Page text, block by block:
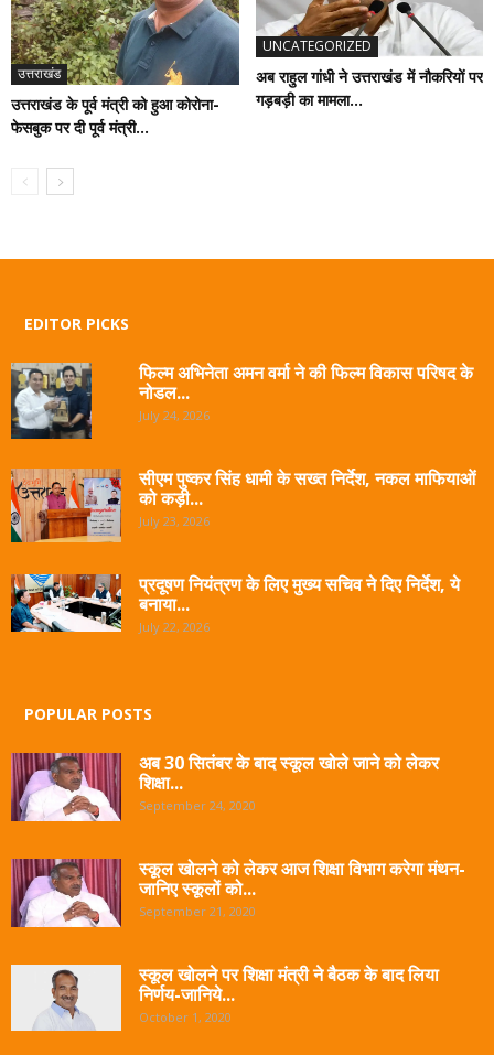
उत्तराखंड
उत्तराखंड के पूर्व मंत्री को हुआ कोरोना-
फेसबुक पर दी पूर्व मंत्री...
UNCATEGORIZED
अब राहुल गांधी ने उत्तराखंड में नौकरियों पर
गड़बड़ी का मामला...
EDITOR PICKS
फिल्म अभिनेता अमन वर्मा ने की फिल्म विकास परिषद के
नोडल...
July 24, 2026
सीएम पुष्कर सिंह धामी के सख्त निर्देश, नकल माफियाओं
को कड़ी...
July 23, 2026
प्रदूषण नियंत्रण के लिए मुख्य सचिव ने दिए निर्देश, ये
बनाया...
July 22, 2026
POPULAR POSTS
अब 30 सितंबर के बाद स्कूल खोले जाने को लेकर
शिक्षा...
September 24, 2020
स्कूल खोलने को लेकर आज शिक्षा विभाग करेगा मंथन-
जानिए स्कूलों को...
September 21, 2020
स्कूल खोलने पर शिक्षा मंत्री ने बैठक के बाद लिया
निर्णय-जानिये...
October 1, 2020